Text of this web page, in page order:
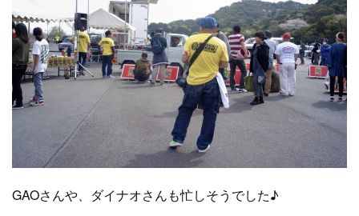
GAOさんや、ダイナオさんも忙しそうでした♪